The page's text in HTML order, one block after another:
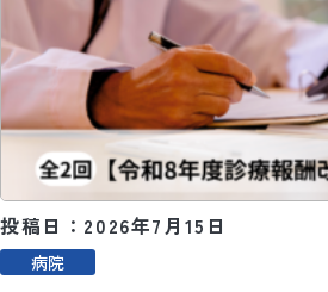
投稿日：2026年7月15日
病院